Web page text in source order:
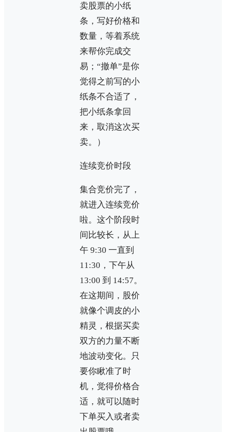
卖股票的小纸
条，写好价格和
数量，等着系统
来帮你完成交
易；“撤单”是你
觉得之前写的小
纸条不合适了，
把小纸条拿回
来，取消这次买
卖。）
连续竞价时段
集合竞价完了，
就进入连续竞价
啦。这个阶段时
间比较长，从上
午 9:30 一直到
11:30，下午从
13:00 到 14:57。
在这期间，股价
就像个调皮的小
精灵，根据买卖
双方的力量不断
地波动变化。只
要你瞅准了时
机，觉得价格合
适，就可以随时
下单买入或者卖